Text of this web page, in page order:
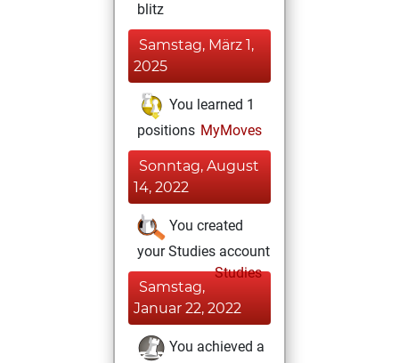
blitz
Samstag, März 1,
2025
You learned 1
positions MyMoves
Sonntag, August
14, 2022
You created
your Studies account
Studies
Samstag,
Januar 22, 2022
You achieved a